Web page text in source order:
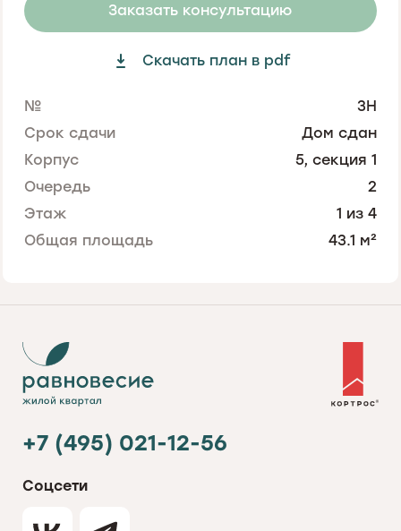
Заказать консультацию
Скачать план в pdf
No.
3Н
Срок сдачи
Дом сдан
Корпус
5, секция 1
Очередь
2
Этаж
1 из 4
Общая площадь
43.1 м²
+7 (495) 021-12-56
Соцсети